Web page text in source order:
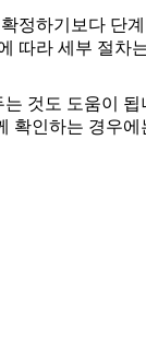
하기보다 단
따라 세부 절
것도 도움이
확인하는 경우